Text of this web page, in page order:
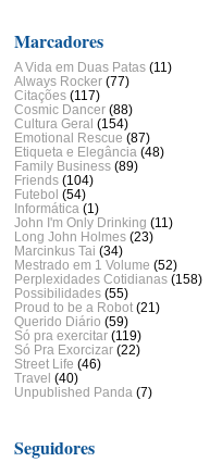
Marcadores
A Vida em Duas Patas (11)
Always Rocker (77)
Citações (117)
Cosmic Dancer (88)
Cultura Geral (154)
Emotional Rescue (87)
Etiqueta e Elegância (48)
Family Business (89)
Friends (104)
Futebol (54)
Informática (1)
John I'm Only Drinking (11)
Long John Holmes (23)
Marcinkus Tai (34)
Mestrado em 1 Volume (52)
Perplexidades Cotidianas (158)
Possibilidades (55)
Proud to be a Robot (21)
Querido Diário (59)
Só pra exercitar (119)
Só Pra Exorcizar (22)
Street Life (46)
Travel (40)
Unpublished Panda (7)
Seguidores